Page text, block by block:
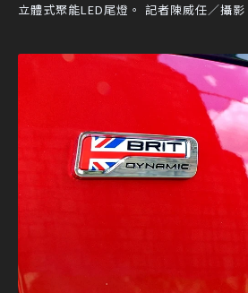
立體式聚能LED尾燈。 記者陳威任／攝影